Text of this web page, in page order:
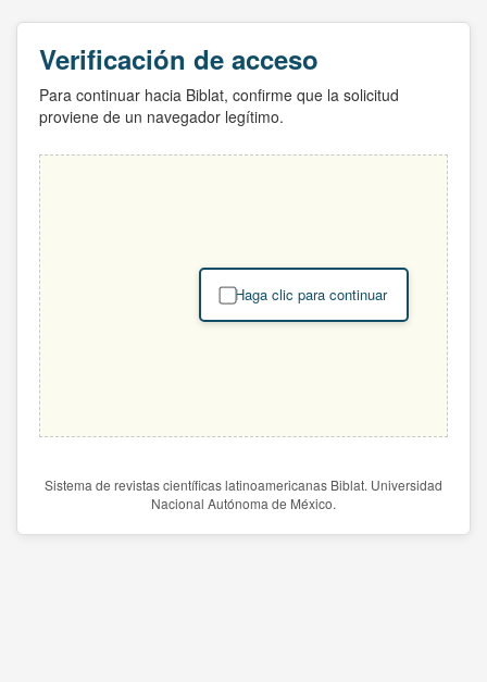
Verificación de acceso
Para continuar hacia Biblat, confirme que la solicitud
proviene de un navegador legítimo.
Haga clic para continuar
Sistema de revistas científicas latinoamericanas Biblat. Universidad
Nacional Autónoma de México.